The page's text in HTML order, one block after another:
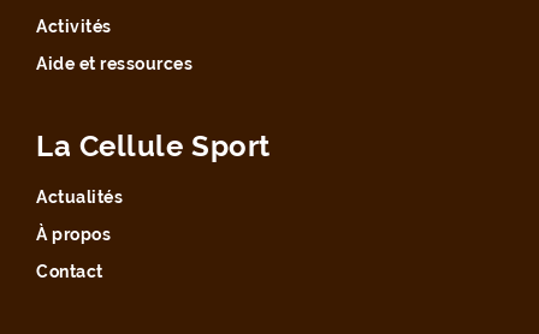
Activités
Aide et ressources
La Cellule Sport
Actualités
À propos
Contact